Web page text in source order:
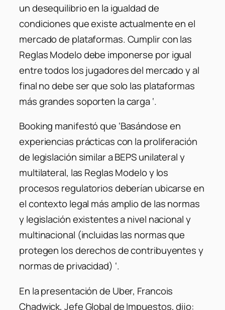
un desequilibrio en la igualdad de
condiciones que existe actualmente en el
mercado de plataformas. Cumplir con las
Reglas Modelo debe imponerse por igual
entre todos los jugadores del mercado y al
final no debe ser que solo las plataformas
más grandes soporten la carga ‘.
Booking manifestó que ‘Basándose en
experiencias prácticas con la proliferación
de legislación similar a BEPS unilateral y
multilateral, las Reglas Modelo y los
procesos regulatorios deberían ubicarse en
el contexto legal más amplio de las normas
y legislación existentes a nivel nacional y
multinacional (incluidas las normas que
protegen los derechos de contribuyentes y
normas de privacidad) ‘.
En la presentación de Uber, Francois
Chadwick, Jefe Global de Impuestos, dijo: